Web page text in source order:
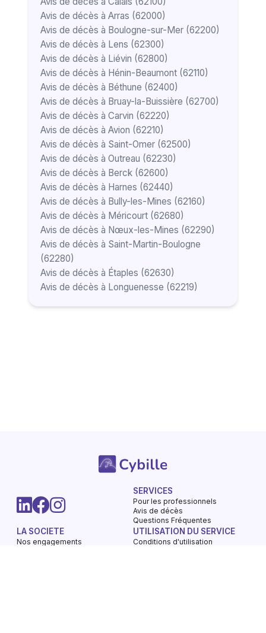
Avis de décès à Arras (62000)
Avis de décès à Boulogne-sur-Mer (62200)
Avis de décès à Lens (62300)
Avis de décès à Liévin (62800)
Avis de décès à Hénin-Beaumont (62110)
Avis de décès à Béthune (62400)
Avis de décès à Bruay-la-Buissière (62700)
Avis de décès à Carvin (62220)
Avis de décès à Avion (62210)
Avis de décès à Saint-Omer (62500)
Avis de décès à Outreau (62230)
Avis de décès à Berck (62600)
Avis de décès à Harnes (62440)
Avis de décès à Bully-les-Mines (62160)
Avis de décès à Méricourt (62680)
Avis de décès à Nœux-les-Mines (62290)
Avis de décès à Saint-Martin-Boulogne
(62280)
Avis de décès à Étaples (62630)
Avis de décès à Longuenesse (62219)
SERVICES
Pour les professionnels
Avis de décès
Questions Fréquentes
LA SOCIETE
Nos engagements
UTILISATION DU SERVICE
Conditions d'utilisation